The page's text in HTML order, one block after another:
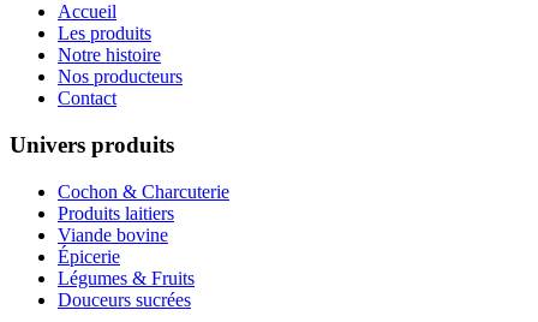
Accueil
Les produits
Notre histoire
Nos producteurs
Contact
Univers produits
Cochon & Charcuterie
Produits laitiers
Viande bovine
Épicerie
Légumes & Fruits
Douceurs sucrées